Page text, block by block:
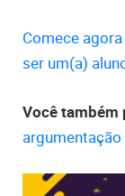
Comece
ser um(a)
Você também